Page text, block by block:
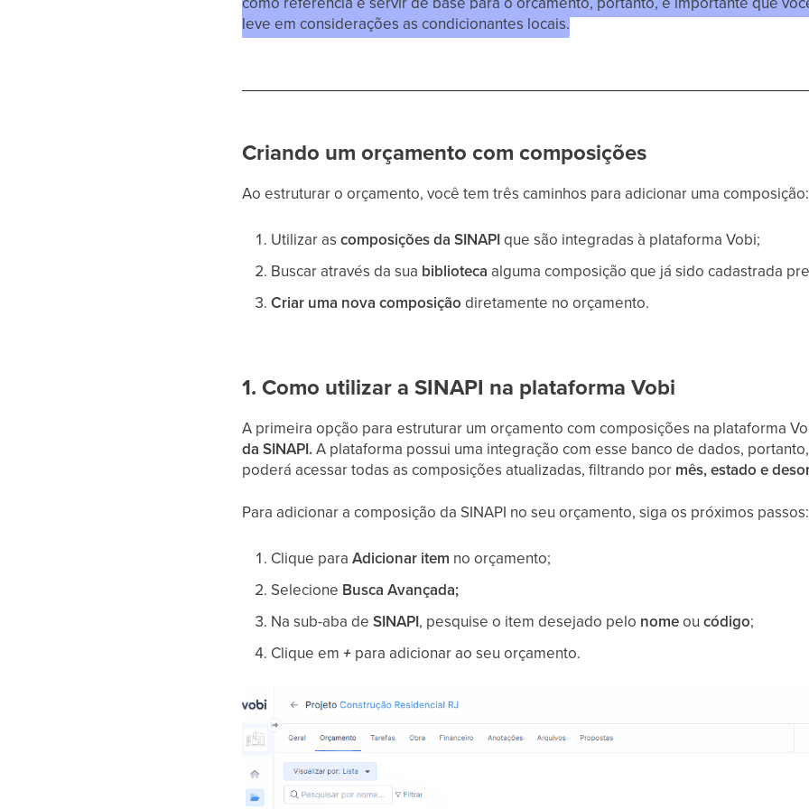
leve em considerações as condicionantes locais.
Criando um orçamento com composições
Ao estruturar o orçamento, você tem três caminhos para adicionar uma composição:
Utilizar as composições da SINAPIque são integradas à plataforma Vobi;
Buscar através da sua biblioteca alguma composição que já sido cadastrada
Criar uma nova composiçãodiretamente no orçamento.
1. Como utilizar a SINAPI na plataforma Vobi
A primeira opção para estruturar um orçamento com composições na plataforma
da SINAPI.A plataforma possui uma integração com esse banco de dados,
poderá acessar todas as composições atualizadas, filtrando por mês, estado e
Para adicionar a composição da SINAPI no seu orçamento, siga os próximos passos:
Clique paraAdicionar item no orçamento;
Selecione Busca Avançada;
Na sub-aba de SINAPI, pesquise o item desejado pelo nomeoucódigo;
Clique em + para adicionar ao seu orçamento.